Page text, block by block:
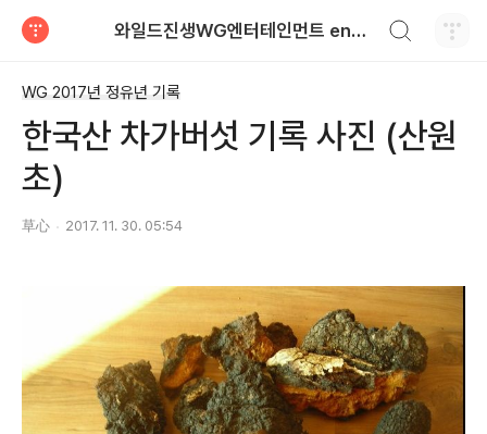
와일드진생WG엔터테인먼트 entertainment
WG 2017년 정유년 기록
한국산 차가버섯 기록 사진 (산원
초)
草心 2017. 11. 30. 05:54